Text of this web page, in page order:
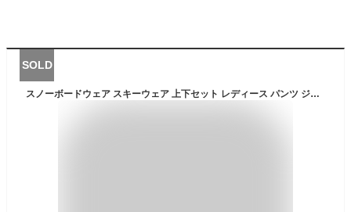
SOLD
スノーボードウェア スキーウェア 上下セット レディース パンツ ジャケット ボード ウェア スノボ ウェア ウェア スノー ウェア ウエア おしゃれ かわいい 上 下 スノーボード スキー アウトドア 保温 中綿 撥水 防風 防寒 着 耐水 ISET-510 【LDY】